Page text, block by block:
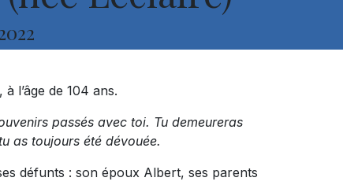
l’âge de 104 ans.
passés avec toi. Tu demeureras
as toujours été dévouée.
défunts : son époux Albert, ses parents